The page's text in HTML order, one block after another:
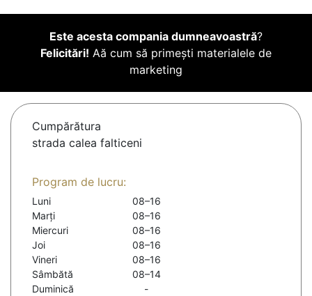
Este acesta compania dumneavoastră?
Felicitări! Aă cum să primești materialele de
marketing
Cumpărătura
strada calea falticeni
Program de lucru:
Luni
08–16
Marți
08–16
Miercuri
08–16
Joi
08–16
Vineri
08–16
Sâmbătă
08–14
Duminică
-